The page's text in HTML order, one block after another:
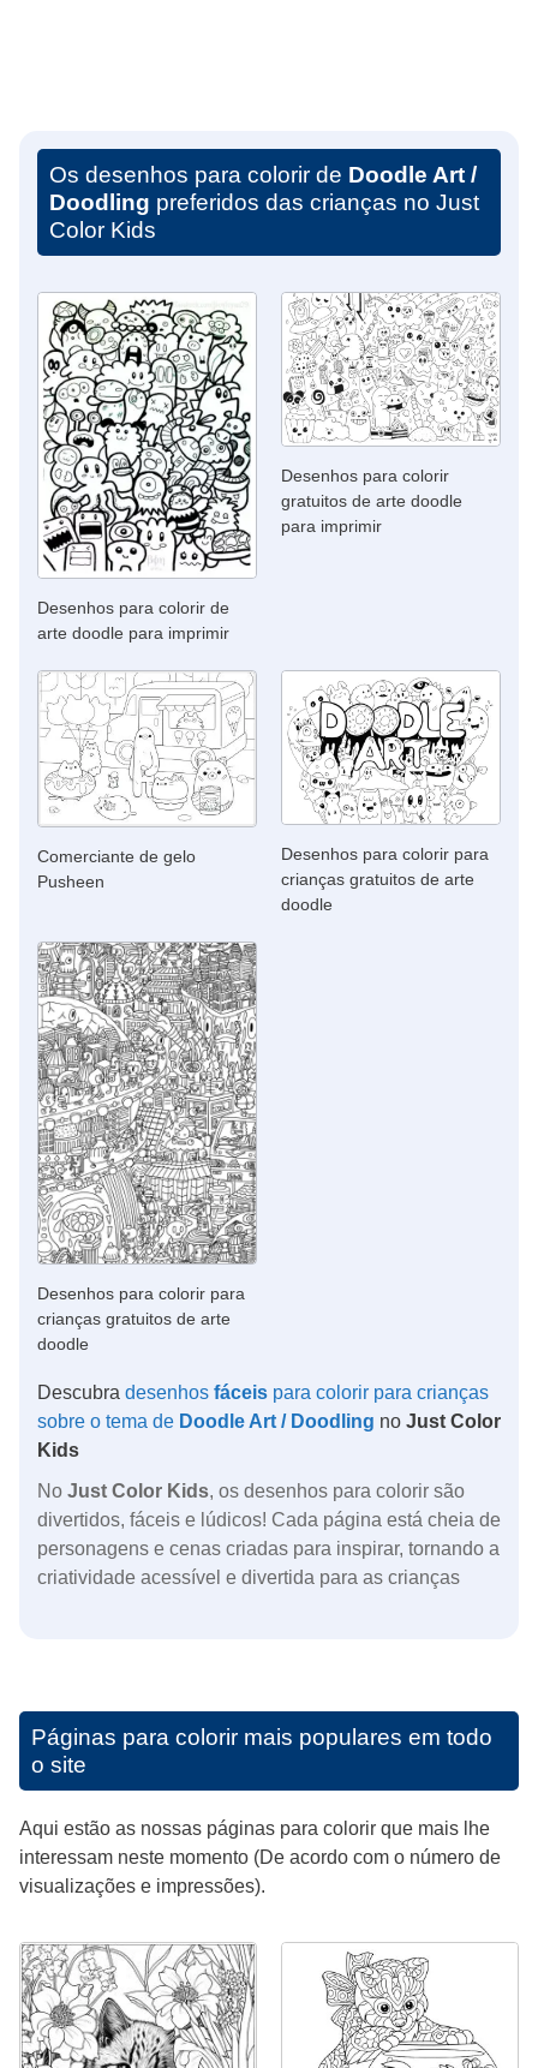
Os desenhos para colorir de Doodle Art /
Doodling preferidos das crianças no Just
Color Kids
Desenhos para colorir de
arte doodle para imprimir
Desenhos para colorir
gratuitos de arte doodle
para imprimir
Comerciante de gelo
Pusheen
Desenhos para colorir para
crianças gratuitos de arte
doodle
Desenhos para colorir para
crianças gratuitos de arte
doodle
Descubra desenhos fáceis para colorir para crianças
sobre o tema de Doodle Art / Doodling no Just Color
Kids
No Just Color Kids, os desenhos para colorir são
divertidos, fáceis e lúdicos! Cada página está cheia de
personagens e cenas criadas para inspirar, tornando a
criatividade acessível e divertida para as crianças
Páginas para colorir mais populares em todo
o site
Aqui estão as nossas páginas para colorir que mais lhe
interessam neste momento (De acordo com o número de
visualizações e impressões).